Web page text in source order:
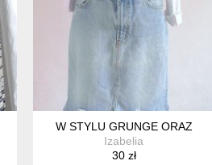
W STYLU GRUNGE ORAZ
Izabelia
30 zł